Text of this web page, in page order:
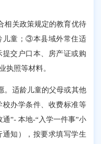
相关政策规定的教育优待
童； ③本县域外常住适
提交 户口本、房产证或购
执照等材料。
。 适龄儿童的父母或其他
办学条件、收费标准等
通”- 本地-“ 入学一件事”小
通知 ），按要求填写学生